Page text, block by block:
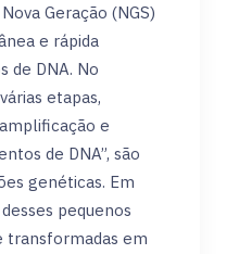
Geração (NGS)
e rápida
de DNA. No
etapas,
e
de DNA”, são
genéticas. Em
pequenos
transformadas em